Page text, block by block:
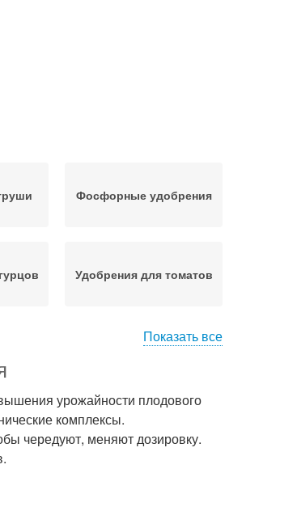
Фосфорные удобрения
Удобрения для томатов
Показать все
урожайности плодового
комплексы.
чередуют, меняют дозировку.